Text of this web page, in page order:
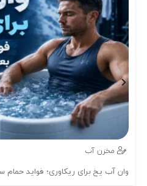
مخزن آب
وان آب یخ برای ریکاوری؛ فواید